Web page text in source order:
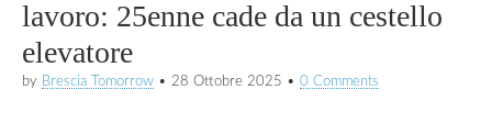
lavoro: 25enne cade da un cestello
elevatore
by Brescia Tomorrow • 28 Ottobre 2025 • 0 Comments